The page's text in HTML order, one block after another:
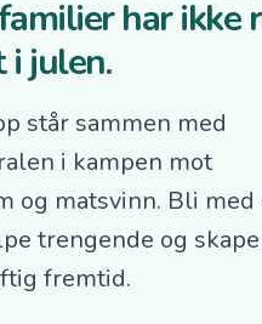
har ikke
julen.
står sammen med
i kampen mot
og matsvinn. Bli med
trengende og
fremtid.